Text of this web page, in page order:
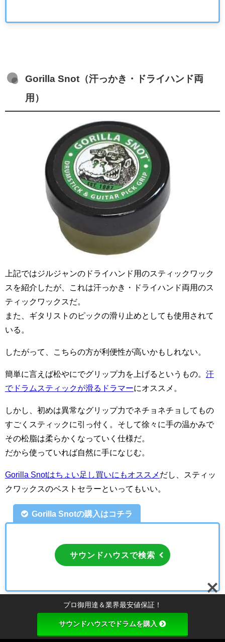
Gorilla Snot（汗っかき・ドライハンド両
用）
上記ではジルジャンのドライハンド用のスティックワック
スを紹介したが、これは汗っかき・ドライハンド両用のス
ティックワックスだ。
また、ギタリストのピックの滑り止めとしても使用されて
いる。
したがって、こちらの方が利便性が高いかもしれない。
簡単に言えば松やにでグリップ力を上げるというもの。 汗
でドラムスティックが滑るドラマーにオススメ。
しかし、初めは異常なグリップ力でネチョネチョしてもの
すごくスティックに引っ付く。そして徐々に手の温かみで
その松脂は柔らかくなっていく仕様だ。
だから使っていれば自然に手になじむ。
Gorilla Snotはちょい足し買いにもオススメ だし、スティッ
クワックスのベストセラーといってもいい。
Gorilla Snotの購入はコチラ
サウンドハウスで検索
プロ御用達＆業界最安値保証！
サウンドハウスでドラムを購入